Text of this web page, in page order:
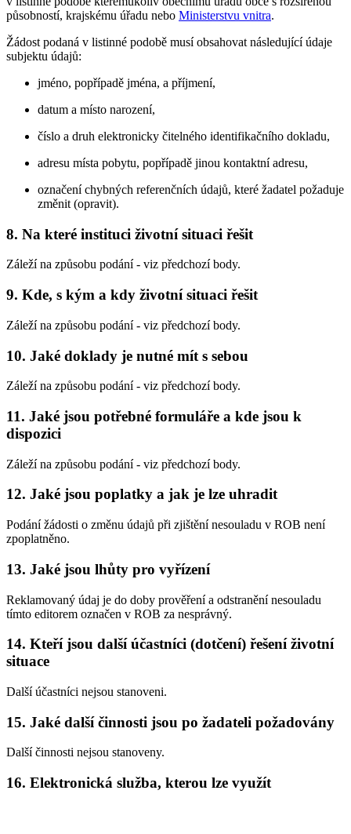
působností, krajskému úřadu nebo Ministerstvu vnitra.
Žádost podaná v listinné podobě musí obsahovat následující údaje
subjektu údajů:
jméno, popřípadě jména, a příjmení,
datum a místo narození,
číslo a druh elektronicky čitelného identifikačního dokladu,
adresu místa pobytu, popřípadě jinou kontaktní adresu,
označení chybných referenčních údajů, které žadatel požaduje
změnit (opravit).
8. Na které instituci životní situaci řešit
Záleží na způsobu podání - viz předchozí body.
9. Kde, s kým a kdy životní situaci řešit
Záleží na způsobu podání - viz předchozí body.
10. Jaké doklady je nutné mít s sebou
Záleží na způsobu podání - viz předchozí body.
11. Jaké jsou potřebné formuláře a kde jsou k
dispozici
Záleží na způsobu podání - viz předchozí body.
12. Jaké jsou poplatky a jak je lze uhradit
Podání žádosti o změnu údajů při zjištění nesouladu v ROB není
zpoplatněno.
13. Jaké jsou lhůty pro vyřízení
Reklamovaný údaj je do doby prověření a odstranění nesouladu
tímto editorem označen v ROB za nesprávný.
14. Kteří jsou další účastníci (dotčení) řešení životní
situace
Další účastníci nejsou stanoveni.
15. Jaké další činnosti jsou po žadateli požadovány
Další činnosti nejsou stanoveny.
16. Elektronická služba, kterou lze využít